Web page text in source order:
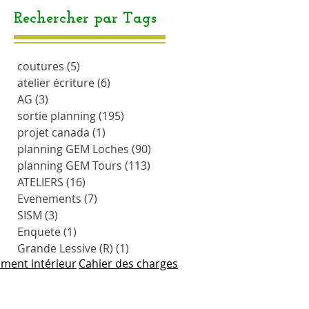
Rechercher par Tags
coutures (5)
atelier écriture(6)
AG (3)
sortie planning(195)
projet canada (1)
planning GEM Loches (90)
planning GEM Tours (113)
ATELIERS (16)
Evenements (7)
SISM (3)
Enquete(1)
Grande Lessive (R) (1)
intérieurCahier des charges